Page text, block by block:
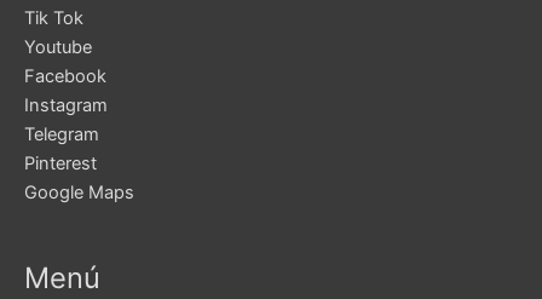
Tik Tok
Youtube
Facebook
Instagram
Telegram
Pinterest
Google Maps
Menú